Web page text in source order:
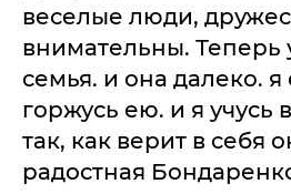
веселые люди,
внимательны. Теперь
семья. и она далеко. я
горжусь ею. и я учусь
так, как верит в себя
радостная